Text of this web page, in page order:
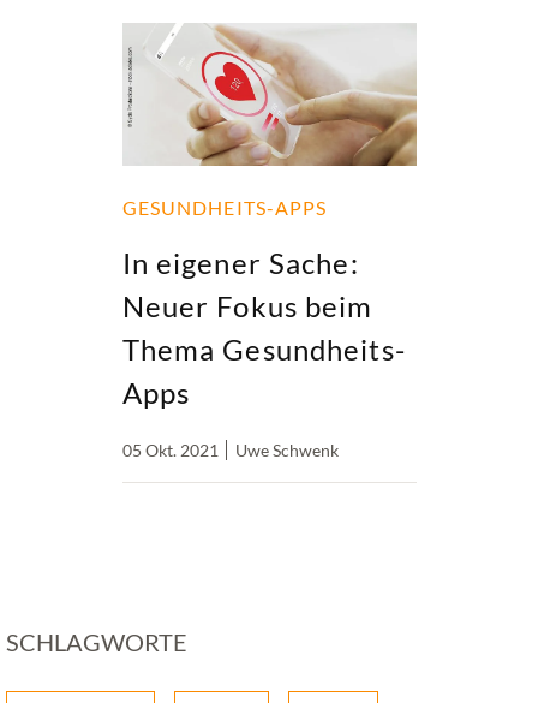
GESUNDHEITS-APPS
In eigener Sache:
Neuer Fokus beim
Thema Gesundheits-
Apps
05 Okt. 2021 Uwe Schwenk
SCHLAGWORTE